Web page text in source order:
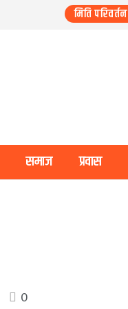
मिति परिवर्तन
समाज प्रवास
0